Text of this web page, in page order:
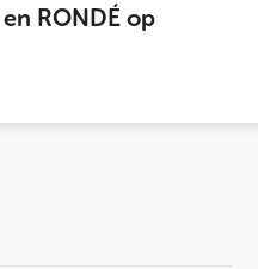
RONDÉ op